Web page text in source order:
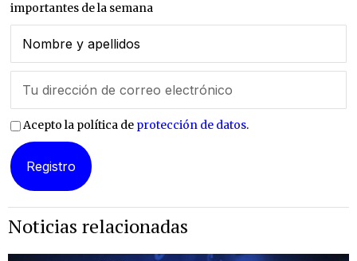
importantes de la semana
Acepto la política de protección de datos.
Noticias relacionadas